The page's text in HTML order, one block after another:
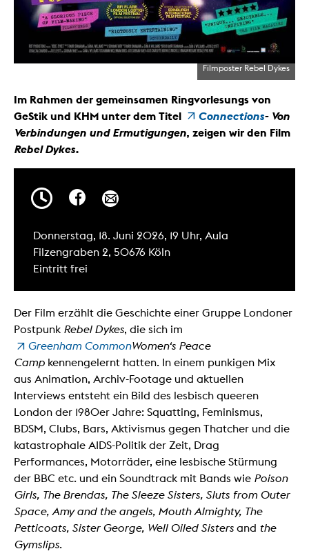
Filmposter Rebel Dykes
Im Rahmen der gemeinsamen Ringvorlesungs von
GeStik und KHM unter dem Titel
Connections- Von
Verbindungen und Ermutigungen, zeigen wir den Film
Rebel Dykes.
Donnerstag, 18. Juni 2026, 19 Uhr, Aula
Filzengraben 2, 50676 Köln
Eintritt frei
Der Film erzählt die Geschichte einer Gruppe Londoner
Postpunk Rebel Dykes, die sich im
Greenham CommonWomen‘s Peace
Camp kennengelernt hatten. In einem punkigen Mix
aus Animation, Archiv-Footage und aktuellen
Interviews entsteht ein Bild des lesbisch queeren
London der 1980er Jahre: Squatting, Feminismus,
BDSM, Clubs, Bars, Aktivismus gegen Thatcher und die
katastrophale AIDS-Politik der Zeit, Drag
Performances, Motorräder, eine lesbische Stürmung
der BBC etc. und ein Soundtrack mit Bands wie Poison
Girls, The Brendas, The Sleeze Sisters, Sluts from Outer
Space, Amy and the angels, Mouth Almighty, The
Petticoats, Sister George, Well Oiled Sisters and the
Gymslips.